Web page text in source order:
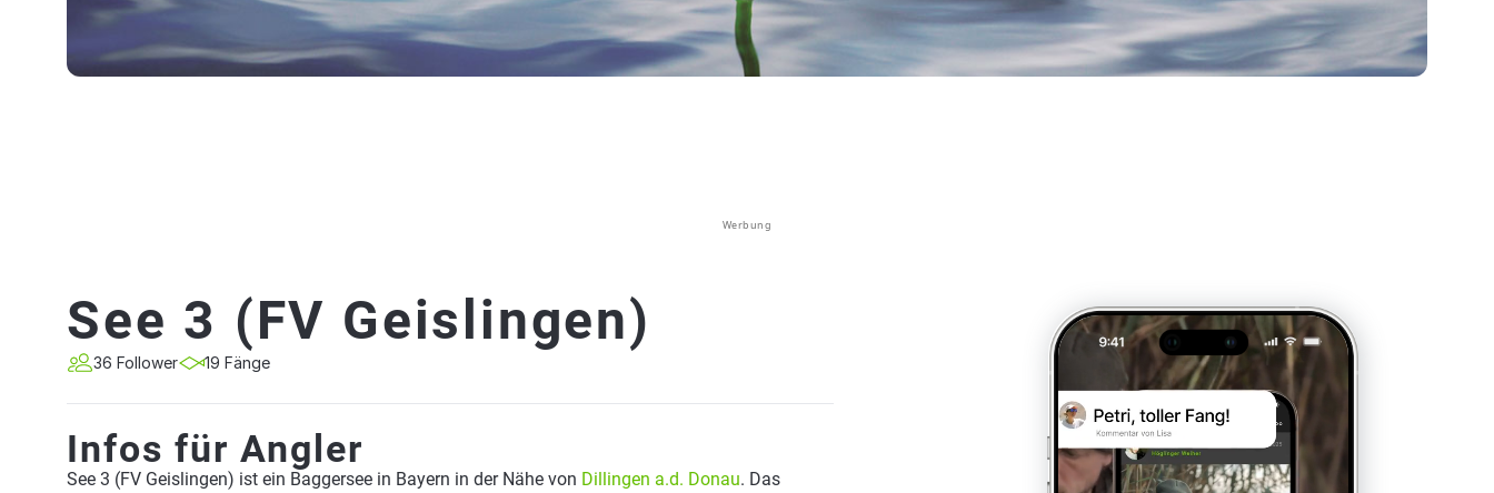
Werbung
See 3 (FV Geislingen)
36 Follower 19 Fänge
Infos für Angler
See 3 (FV Geislingen) ist ein Baggersee in Bayern in der Nähe von Dillingen a.d. Donau. Das